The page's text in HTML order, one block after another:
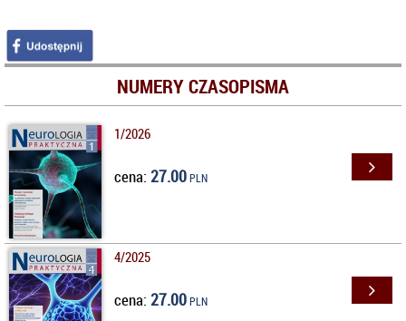
NUMERY CZASOPISMA
1/2026
cena: 27.00PLN
4/2025
cena: 27.00PLN